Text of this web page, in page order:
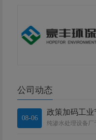
公司动态
08-06